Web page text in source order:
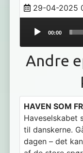
29-04-2025
Audio
00:00
Andre
HAVEN SOM
Haveselskabet
til danskerne.
dagen – det